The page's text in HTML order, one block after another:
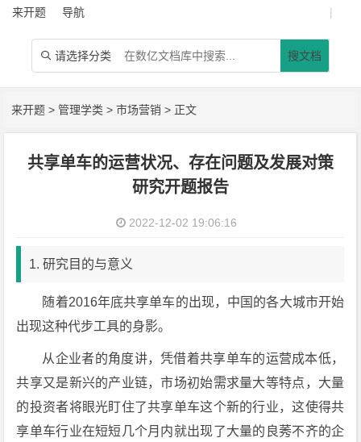
来开题 导航 |
 请选择分类 搜文档
来开题 >管理学类 >市场营销 > 正文
共享单车的运营状况、存在问题及发展对策
研究开题报告
2022-12-02 19:06:16
1. 研究目的与意义
随着2016年底共享单车的出现，中国的各大城市开始
出现这种代步工具的身影。
从企业者的角度讲，凭借着共享单车的运营成本低，
共享又是新兴的产业链，市场初始需求量大等特点，大量
的投资者将眼光盯住了共享单车这个新的行业，这使得共
享单车行业在短短几个月内就出现了大量的良莠不齐的企